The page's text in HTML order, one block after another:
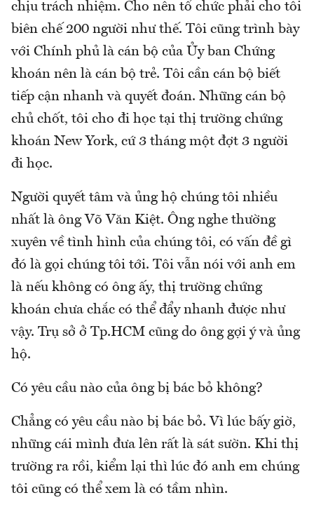
chịu trách nhiệm. Cho nên tổ chức phải cho tôi
biên chế 200 người như thế. Tôi cũng trình bày
với Chính phủ là cán bộ của Ủy ban Chứng
khoán nên là cán bộ trẻ. Tôi cần cán bộ biết
tiếp cận nhanh và quyết đoán. Những cán bộ
chủ chốt, tôi cho đi học tại thị trường chứng
khoán New York, cứ 3 tháng một đợt 3 người
đi học.
Người quyết tâm và ủng hộ chúng tôi nhiều
nhất là ông Võ Văn Kiệt. Ông nghe thường
xuyên về tình hình của chúng tôi, có vấn đề gì
đó là gọi chúng tôi tới. Tôi vẫn nói với anh em
là nếu không có ông ấy, thị trường chứng
khoán chưa chắc có thể đẩy nhanh được như
vậy. Trụ sở ở Tp.HCM cũng do ông gợi ý và ủng
hộ.
Có yêu cầu nào của ông bị bác bỏ không?
Chẳng có yêu cầu nào bị bác bỏ. Vì lúc bấy giờ,
những cái mình đưa lên rất là sát sườn. Khi thị
trường ra rồi, kiểm lại thì lúc đó anh em chúng
tôi cũng có thể xem là có tầm nhìn.